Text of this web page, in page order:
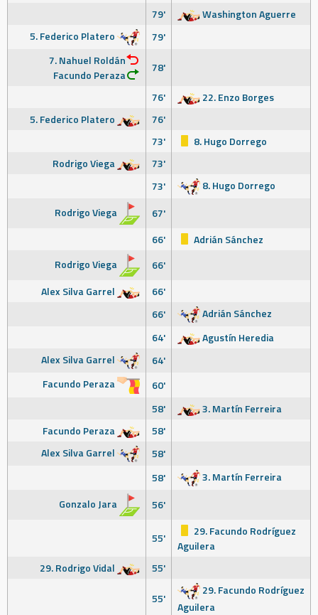
79'
Washington Aguerre
5. Federico Platero
79'
7. Nahuel Roldán
Facundo Peraza
78'
76'
22. Enzo Borges
5. Federico Platero
76'
73'
8. Hugo Dorrego
Rodrigo Viega
73'
73'
8. Hugo Dorrego
Rodrigo Viega
67'
66'
Adrián Sánchez
Rodrigo Viega
66'
Alex Silva Garrel
66'
66'
Adrián Sánchez
64'
Agustín Heredia
Alex Silva Garrel
64'
Facundo Peraza
60'
58'
3. Martín Ferreira
Facundo Peraza
58'
Alex Silva Garrel
58'
58'
3. Martín Ferreira
Gonzalo Jara
56'
55'
29. Facundo Rodríguez
Aguilera
29. Rodrigo Vidal
55'
55'
29. Facundo Rodríguez
Aguilera